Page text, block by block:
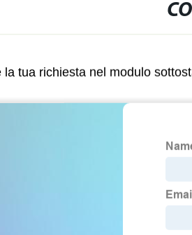
la tua richiesta nel modulo